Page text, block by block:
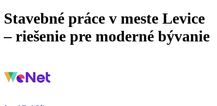
Stavebné práce v meste Levice
– riešenie pre moderné bývanie